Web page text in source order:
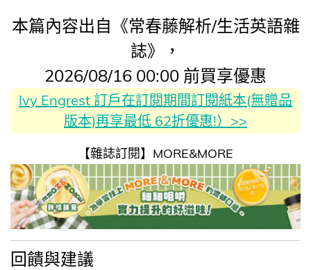
本篇內容出自《常春藤解析/生活英語雜
誌》，
2026/08/16 00:00 前買享優惠
Ivy Engrest 訂戶在訂閱期間訂閱紙本(無贈品
版本)再享最低 62折優惠!）>>
【雜誌訂閱】MORE&MORE
回饋與建議